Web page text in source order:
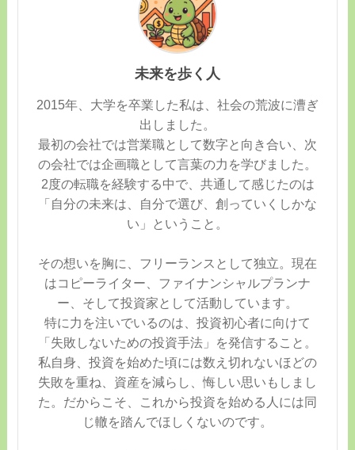
未来を歩く人
2015年、大学を卒業した私は、社会の荒波に漕ぎ
出しました。
最初の会社では営業職として数字と向き合い、次
の会社では企画職として言葉の力を学びました。
2度の転職を経験する中で、共通して感じたのは
「自分の未来は、自分で選び、創っていくしかな
い」ということ。
その想いを胸に、フリーランスとして独立。現在
はコピーライター、ファイナンシャルプランナ
ー、そして投資家として活動しています。
特に力を注いでいるのは、投資初心者に向けて
「失敗しないための投資手法」を発信すること。
私自身、投資を始めた頃には数え切れないほどの
失敗を重ね、資産を減らし、悔しい思いもしまし
た。だからこそ、これから投資を始める人には同
じ轍を踏んでほしくないのです。